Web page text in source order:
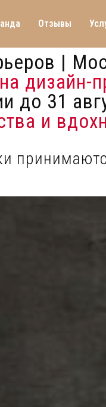
Отзывы
|
на дизайн-
до 31
и